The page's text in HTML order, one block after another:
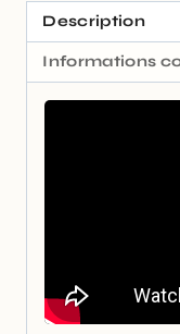
Description
Informations